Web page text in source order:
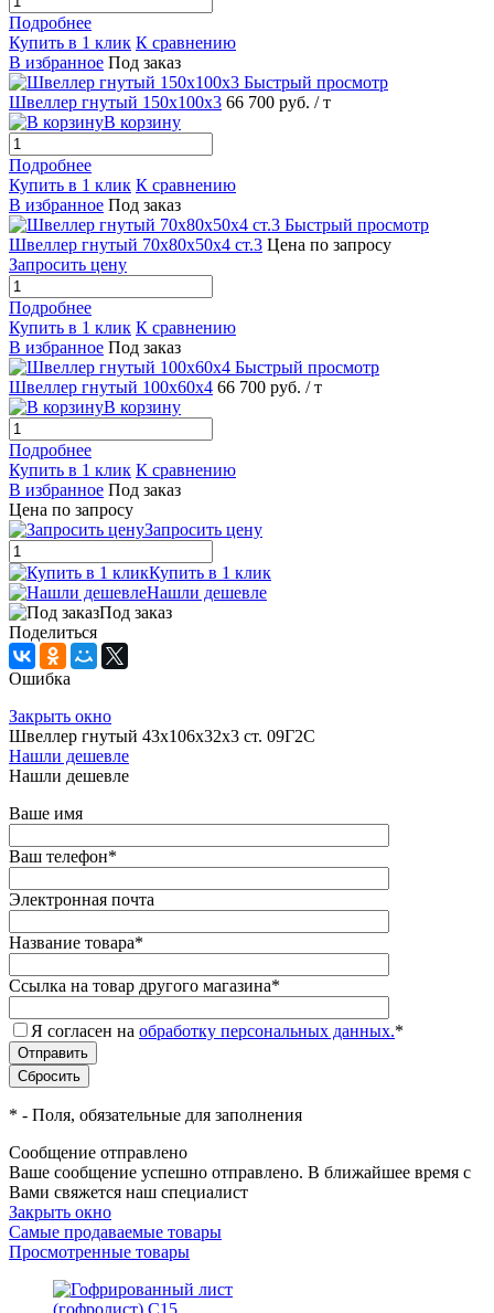
Подробнее
Купить в 1 клик К сравнению
В избранное Под заказ
Быстрый просмотр
Швеллер гнутый 150х100х3 66 700 руб. / т
В корзину
Подробнее
Купить в 1 клик К сравнению
В избранное Под заказ
Быстрый просмотр
Швеллер гнутый 70х80х50х4 ст.3 Цена по запросу
Запросить цену
Подробнее
Купить в 1 клик К сравнению
В избранное Под заказ
Быстрый просмотр
Швеллер гнутый 100х60х4 66 700 руб. / т
В корзину
Подробнее
Купить в 1 клик К сравнению
В избранное Под заказ
Цена по запросу
Запросить цену
Купить в 1 клик
Нашли дешевле
Под заказ
Поделиться
Ошибка
Закрыть окно
Швеллер гнутый 43х106х32х3 ст. 09Г2С
Нашли дешевле
Нашли дешевле
Ваше имя
Ваш телефон*
Электронная почта
Название товара*
Ссылка на товар другого магазина*
Я согласен на обработку персональных данных.*
* - Поля, обязательные для заполнения
Сообщение отправлено
Ваше сообщение успешно отправлено. В ближайшее время с
Вами свяжется наш специалист
Закрыть окно
Самые продаваемые товары
Просмотренные товары